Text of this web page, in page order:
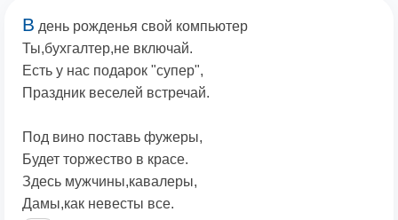
В день рожденья свой компьютер
Ты,бухгалтер,не включай.
Есть у нас подарок "супер",
Праздник веселей встречай.
Под вино поставь фужеры,
Будет торжество в красе.
Здесь мужчины,кавалеры,
Дамы,как невесты все.